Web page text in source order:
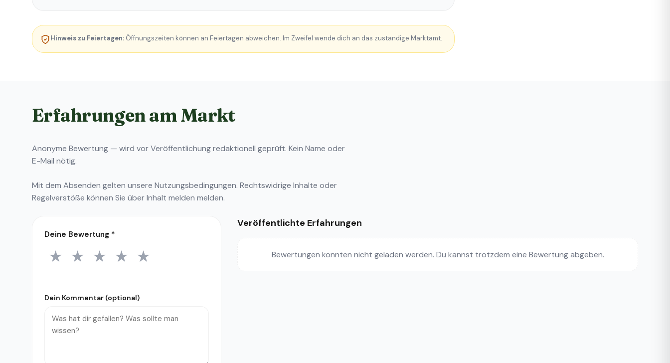
Hinweis zu Feiertagen: Öffnungszeiten können an Feiertagen abweichen. Im Zweifel wende dich an das zuständige Marktamt.
Erfahrungen am Markt
Anonyme Bewertung — wird vor Veröffentlichung redaktionell geprüft. Kein Name oder
E-Mail nötig.
Mit dem Absenden gelten unsere Nutzungsbedingungen. Rechtswidrige Inhalte oder
Regelverstöße können Sie überInhalt melden melden.
Deine Bewertung *
1 Stern
★ 2 Sterne
★ 3 Sterne
★ 4 Sterne
★ 5 Sterne
★
Dein Kommentar (optional)
Veröffentlichte Erfahrungen
Bewertungen konnten nicht geladen werden. Du kannst trotzdem eine Bewertung abgeben.